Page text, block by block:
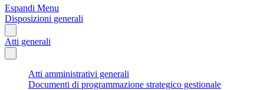
Espandi Menu
Disposizioni generali
Atti generali
Atti amministrativi generali
Documenti di programmazione strategico gestionale